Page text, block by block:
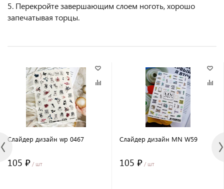
5. Перекройте завершающим слоем ноготь, хорошо
запечатывая торцы.
Слайдер дизайн wp 0467
105 ₽ / шт
Слайдер дизайн MN W59
105 ₽ / шт